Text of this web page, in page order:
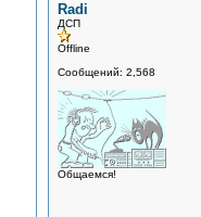
Radi
ДСП
Offline
Сообщений: 2,568
Общаемся!